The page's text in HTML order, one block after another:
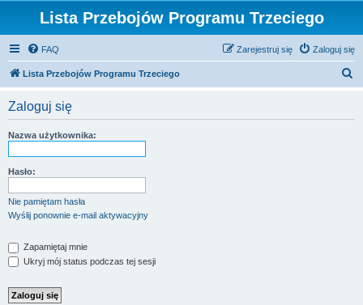
Lista Przebojów Programu Trzeciego
FAQ Zaloguj się
Zarejestruj się
Lista Przebojów Programu Trzeciego
Zaloguj się
Nazwa użytkownika:
Hasło:
Nie pamiętam hasła
Wyślij ponownie e-mail aktywacyjny
Zapamiętaj mnie
Ukryj mój status podczas tej sesji